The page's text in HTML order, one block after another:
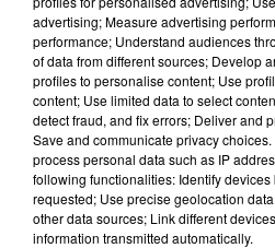
VIANNEY
advertising; Measure advertising
performance; Understand audiences
of data from different sources; Develop
profiles to personalise content; Use
content; Use limited data to select
detect fraud, and fix errors; Deliver and
Save and communicate privacy
process personal data such as IP
following functionalities: Identify
requested; Use precise geolocation
other data sources; Link different
information transmitted automatically.